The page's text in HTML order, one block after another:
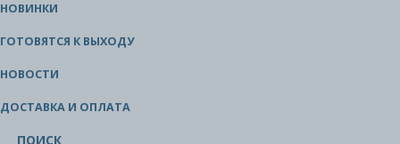
НОВИНКИ
ГОТОВЯТСЯ К ВЫХОДУ
НОВОСТИ
ДОСТАВКА И ОПЛАТА
ПОИСК